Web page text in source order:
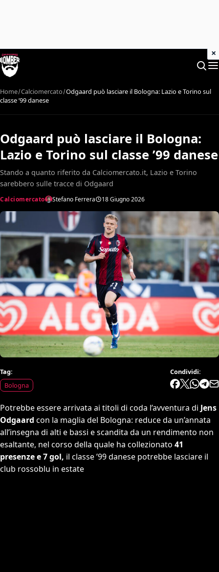
Home Calciomercato Odgaard può lasciare il Bologna: Lazio e Torino sul
classe ’99 danese
Odgaard può lasciare il Bologna:
Lazio e Torino sul classe ’99 danese
Stando a quanto riferito da Calciomercato.it, Lazio e Torino
sarebbero sulle tracce di Odgaard
Calciomercato Stefano Ferrera 18 Giugno 2026
Tag:
Bologna
Condividi:
Potrebbe essere arrivata ai titoli di coda l’avventura di Jens
Odgaard con la maglia del Bologna: reduce da un’annata
all’insegna di alti e bassi e scandita da un rendimento non
esaltante, nel corso della quale ha collezionato 41
presenze e 7 gol, il classe ’99 danese potrebbe lasciare il
club rossoblu in estate
×